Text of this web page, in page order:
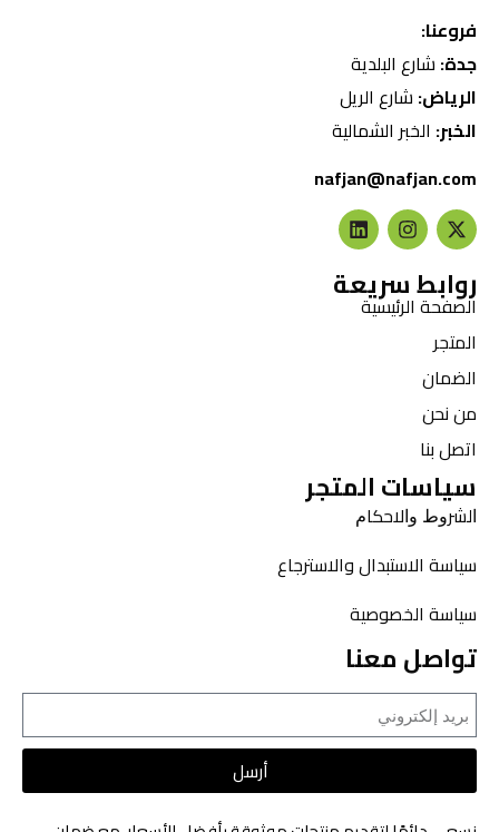
فروعنا:
جدة: شارع البلدية
الرياض: شارع الريل
الخبر: الخبر الشمالية
nafjan@nafjan.com
روابط سريعة
الصفحة الرئيسية
المتجر
الضمان
من نحن
اتصل بنا
سياسات المتجر
ﺍﻟﺸﺮﻭﻁ ﻭﺍﻻﺣﻜﺎﻡ
سياسة الاستبدال والاسترجاع
سياسة الخصوصية
تواصل معنا
أرسل